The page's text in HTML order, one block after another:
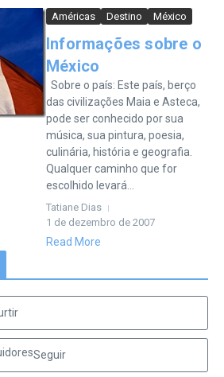
Américas Destino México
Informações sobre o
México
Sobre o país: Este país, berço
das civilizações Maia e Asteca,
pode ser conhecido por sua
música, sua pintura, poesia,
culinária, história e geografia.
Qualquer caminho que for
escolhido levará...
Tatiane Dias
1 de dezembro de 2007
Read More
Seguir